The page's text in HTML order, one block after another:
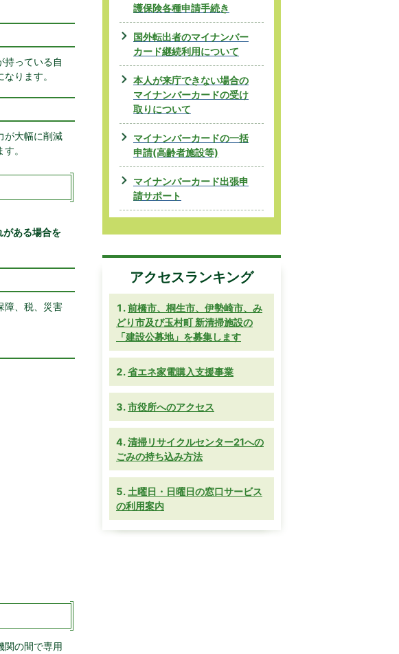
持っている自
ります。
が大幅に削減
。
がある場合を
障、税、災害
関の間で専用
護保険各種申請手続き
国外転出者のマイナンバー
カード継続利用について
本人が来庁できない場合の
マイナンバーカードの受け
取りについて
マイナンバーカードの一括
申請(高齢者施設等)
マイナンバーカード出張申
請サポート
アクセスランキング
前橋市、桐生市、伊勢崎市、み
どり市及び玉村町 新清掃施設の
「建設公募地」を募集します
省エネ家電購入支援事業
市役所へのアクセス
清掃リサイクルセンター21への
ごみの持ち込み方法
土曜日・日曜日の窓口サービス
の利用案内